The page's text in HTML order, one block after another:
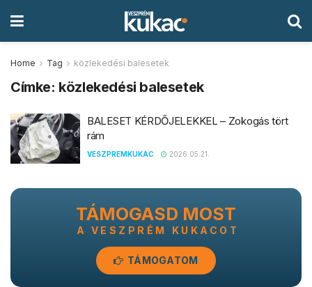
Home Tag közlekedési balesetek
Címke: közlekedési balesetek
BALESET KÉRDŐJELEKKEL – Zokogás tört
rám
VESZPREMKUKAC 2026.05.21.
TÁMOGASD MOST
A VESZPRÉM KUKACOT
TÁMOGATOM